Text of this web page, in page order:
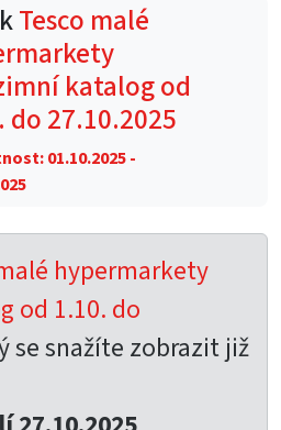
Tesco malé
katalog od
do 27.10.2025
01.10.2025 -
hypermarkety
od 1.10. do
se snažíte zobrazit již